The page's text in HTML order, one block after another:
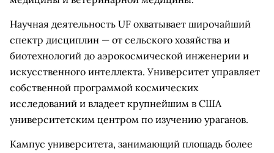
Научная деятельность UF охватывает широчайший
спектр дисциплин — от сельского хозяйства и
биотехнологий до аэрокосмической инженерии и
искусственного интеллекта. Университет управляет
собственной программой космических
исследований и владеет крупнейшим в США
университетским центром по изучению ураганов.
Кампус университета, занимающий площадь более